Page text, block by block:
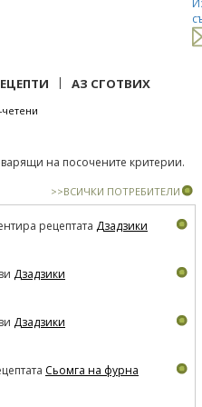
| АЗ СГОТВИХ
на посочените критерии.
>>ВСИЧКИ ПОТРЕБИТЕЛИ
рецептата Дзадзики
Дзадзики
Дзадзики
Сьомга на фурна